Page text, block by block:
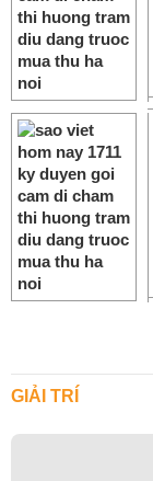
GIẢI TRÍ